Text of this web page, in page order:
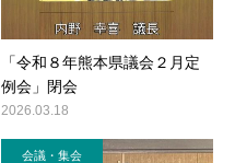
「令和８年熊本県議会２月定
例会」閉会
2026.03.18
会議・集会